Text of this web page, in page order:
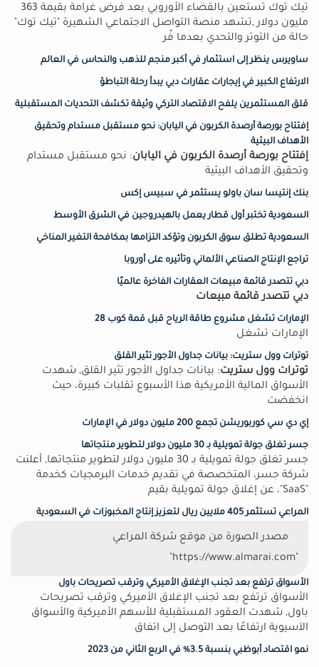
تيك توك تستعين بالقضاء الأوروبي بعد فرض غرامة بقيمة 363
مليون دولار ,تشهد منصة التواصل الاجتماعي الشهيرة "تيك توك"
حالة من التوتر والتحدي بعدما فُر
ساويرس ينظر إلى استثمار في أكبر منجم للذهب والنحاس في العالم
الارتفاع الكبير في إيجارات عقارات دبي يبدأ رحلة التباطؤ
قلق المستثمرين يلفح الاقتصاد التركي وثيقة تكشف التحديات المستقبلية
إفتتاح بورصة أرصدة الكربون في اليابان: نحو مستقبل مستدام وتحقيق
الأهداف البيئية
إفتتاح بورصة أرصدة الكربون في اليابان: نحو مستقبل مستدام
وتحقيق الأهداف البيئية
بنك إنتيسا سان باولو يستثمر في سبيس إكس
السعودية تختبر أول قطار يعمل بالهيدروجين في الشرق الأوسط
السعودية تطلق سوق الكربون وتؤكد التزامها بمكافحة التغير المناخي
تراجع الإنتاج الصناعي الألماني وتأثيره على أوروبا
دبي تتصدر قائمة مبيعات العقارات الفاخرة عالميًا
دبي تتصدر قائمة مبيعات
الإمارات تشغل مشروع طاقة الرياح قبل قمة كوب 28
الإمارات تشغل
توترات وول ستريت: بيانات جداول الأجور تثير القلق
توترات وول ستريت: بيانات جداول الأجور تثير القلق, شهدت
الأسواق المالية الأمريكية هذا الأسبوع تقلبات كبيرة، حيث
انخفضت
إي دي سي كوربوريشن تجمع 200 مليون دولار في الإمارات
جسر تغلق جولة تمويلية بـ 30 مليون دولار لتطوير منتجاتها
جسر تغلق جولة تمويلية بـ 30 مليون دولار لتطوير منتجاتها, أعلنت
شركة جسر، المتخصصة في تقديم خدمات البرمجيات كخدمة
المراعي تستثمر 405 ملايين ريال لتعزيز إنتاج المخبوزات في السعودية
مصدر الصورة من موقع شركة المراعي
الأسواق ترتفع بعد تجنب الإغلاق الأميركي وترقب تصريحات باول
الأسواق ترتفع بعد تجنب الإغلاق الأميركي وترقب تصريحات
باول, شهدت العقود المستقبلية للأسهم الأميركية والأسواق
الآسيوية ارتفاعًا بعد التوصل إلى اتفاق
نمو اقتصاد أبوظبي بنسبة 3.5% في الربع الثاني من 2023